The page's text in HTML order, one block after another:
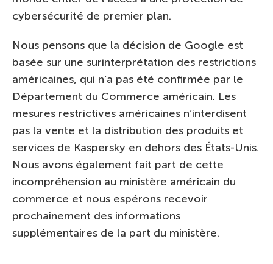
cybersécurité de premier plan.
Nous pensons que la décision de Google est
basée sur une surinterprétation des restrictions
américaines, qui n’a pas été confirmée par le
Département du Commerce américain. Les
mesures restrictives américaines n’interdisent
pas la vente et la distribution des produits et
services de Kaspersky en dehors des États-Unis.
Nous avons également fait part de cette
incompréhension au ministère américain du
commerce et nous espérons recevoir
prochainement des informations
supplémentaires de la part du ministère.